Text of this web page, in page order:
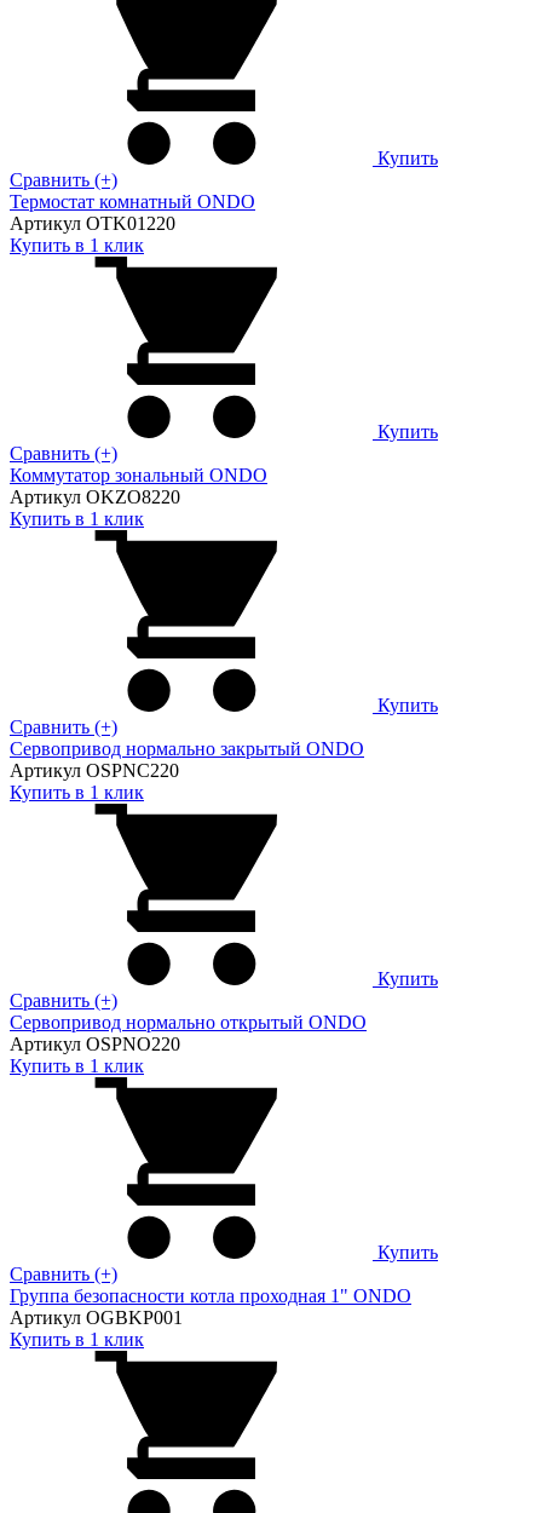
Купить
Сравнить (+)
Термостат комнатный ONDO
Артикул OTK01220
Купить в 1 клик
Купить
Сравнить (+)
Коммутатор зональный ONDO
Артикул OKZO8220
Купить в 1 клик
Купить
Сравнить (+)
Сервопривод нормально закрытый ONDO
Артикул OSPNC220
Купить в 1 клик
Купить
Сравнить (+)
Сервопривод нормально открытый ONDO
Артикул OSPNO220
Купить в 1 клик
Купить
Сравнить (+)
Группа безопасности котла проходная 1" ONDO
Артикул OGBKP001
Купить в 1 клик